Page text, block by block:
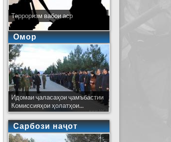
Терроризм вабои аср
Омор
Идомаи ҷаласаҳои ҷамъбастии
Комиссияҳои ҳолатҳои...
Сарбози наҷот